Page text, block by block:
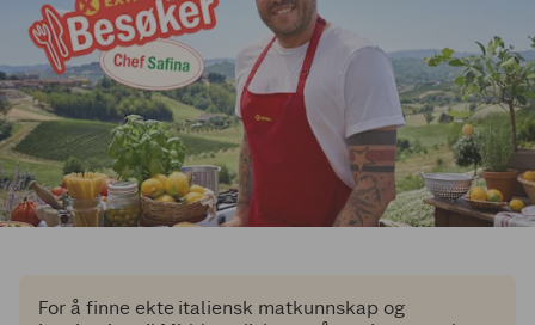
For å finne ekte italiensk matkunnskap og